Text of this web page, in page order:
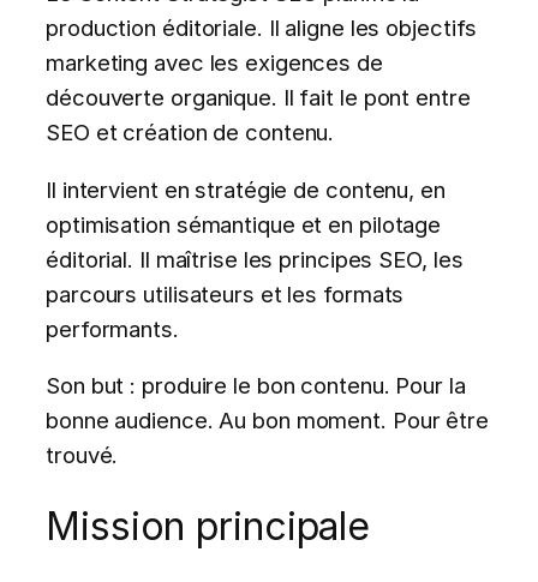
production éditoriale. Il aligne les objectifs
marketing avec les exigences de
découverte organique. Il fait le pont entre
SEO et création de contenu.
Il intervient en stratégie de contenu, en
optimisation sémantique et en pilotage
éditorial. Il maîtrise les principes SEO, les
parcours utilisateurs et les formats
performants.
Son but : produire le bon contenu. Pour la
bonne audience. Au bon moment. Pour être
trouvé.
Mission principale